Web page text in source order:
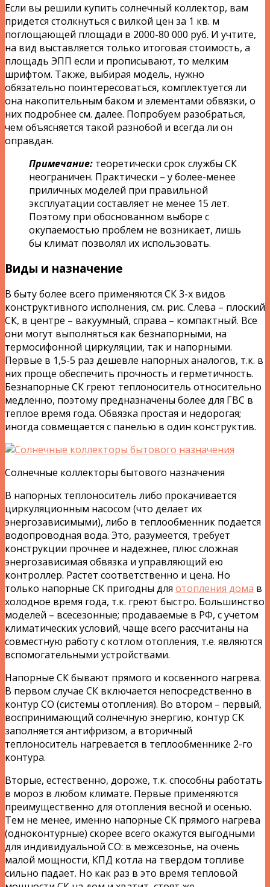
Если вы решили купить солнечный коллектор, вам
придется столкнуться с вилкой цен за 1 кв. м
поглощающей площади в 2000-80 000 руб. И учтите,
на вид выставляется только итоговая стоимость, а
площадь ЭПП если и прописывают, то мелким
шрифтом. Также, выбирая модель, нужно
обязательно поинтересоваться, комплектуется ли
она накопительным баком и элементами обвязки, о
них подробнее см. далее. Попробуем разобраться,
чем объясняется такой разнобой и всегда ли он
оправдан.
Примечание: теоретически срок службы СК
неограничен. Практически – у более-менее
приличных моделей при правильной
эксплуатации составляет не менее 15 лет.
Поэтому при обоснованном выборе с
окупаемостью проблем не возникает, лишь
бы климат позволял их использовать.
Виды и назначение
В быту более всего применяются СК 3-х видов
конструктивного исполнения, см. рис. Слева – плоский
СК, в центре – вакуумный, справа – компактный. Все
они могут выполняться как безнапорными, на
термосифонной циркуляции, так и напорными.
Первые в 1,5-5 раз дешевле напорных аналогов, т.к. в
них проще обеспечить прочность и герметичность.
Безнапорные СК греют теплоноситель относительно
медленно, поэтому предназначены более для ГВС в
теплое время года. Обвязка простая и недорогая;
иногда совмещается с панелью в один конструктив.
Солнечные коллекторы бытового назначения
В напорных теплоноситель либо прокачивается
циркуляционным насосом (что делает их
энергозависимыми), либо в теплообменник подается
водопроводная вода. Это, разумеется, требует
конструкции прочнее и надежнее, плюс сложная
энергозависимая обвязка и управляющий ею
контроллер. Растет соответственно и цена. Но
только напорные СК пригодны для отопления дома в
холодное время года, т.к. греют быстро. Большинство
моделей – всесезонные; продаваемые в РФ, с учетом
климатических условий, чаще всего рассчитаны на
совместную работу с котлом отопления, т.е. являются
вспомогательными устройствами.
Напорные СК бывают прямого и косвенного нагрева.
В первом случае СК включается непосредственно в
контур СО (системы отопления). Во втором – первый,
воспринимающий солнечную энергию, контур СК
заполняется антифризом, а вторичный
теплоноситель нагревается в теплообменнике 2-го
контура.
Вторые, естественно, дороже, т.к. способны работать
в мороз в любом климате. Первые применяются
преимущественно для отопления весной и осенью.
Тем не менее, именно напорные СК прямого нагрева
(одноконтурные) скорее всего окажутся выгодными
для индивидуальной СО: в межсезонье, на очень
малой мощности, КПД котла на твердом топливе
сильно падает. Но как раз в это время тепловой